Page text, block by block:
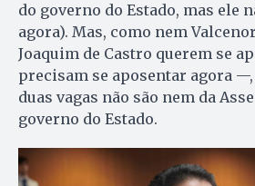
do governo do Estado, mas ele
agora). Mas, como nem
Joaquim de Castro querem se
precisam se aposentar agora
duas vagas não são nem da
governo do Estado.